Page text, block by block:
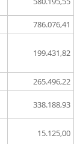
786.076,41
199.431,82
265.496,22
338.188,93
15.125,00